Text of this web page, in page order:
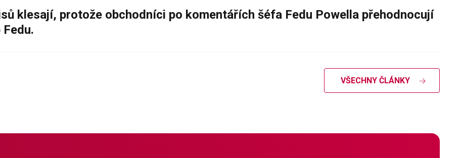
klesají, protože obchodníci po komentářích šéfa Fedu Powella přehodnocují
VŠECHNY ČLÁNKY